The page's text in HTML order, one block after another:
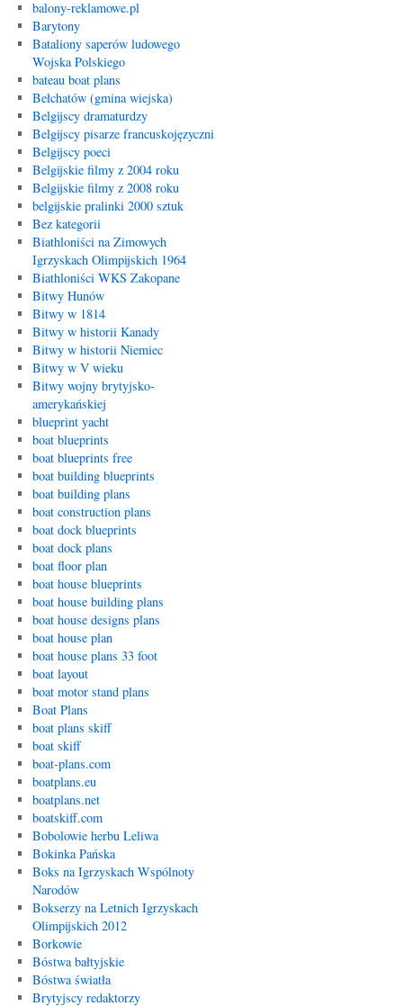
balony-reklamowe.pl
Barytony
Bataliony saperów ludowego
Wojska Polskiego
bateau boat plans
Bełchatów (gmina wiejska)
Belgijscy dramaturdzy
Belgijscy pisarze francuskojęzyczni
Belgijscy poeci
Belgijskie filmy z 2004 roku
Belgijskie filmy z 2008 roku
belgijskie pralinki 2000 sztuk
Bez kategorii
Biathloniści na Zimowych
Igrzyskach Olimpijskich 1964
Biathloniści WKS Zakopane
Bitwy Hunów
Bitwy w 1814
Bitwy w historii Kanady
Bitwy w historii Niemiec
Bitwy w V wieku
Bitwy wojny brytyjsko-
amerykańskiej
blueprint yacht
boat blueprints
boat blueprints free
boat building blueprints
boat building plans
boat construction plans
boat dock blueprints
boat dock plans
boat floor plan
boat house blueprints
boat house building plans
boat house designs plans
boat house plan
boat house plans 33 foot
boat layout
boat motor stand plans
Boat Plans
boat plans skiff
boat skiff
boat-plans.com
boatplans.eu
boatplans.net
boatskiff.com
Bobolowie herbu Leliwa
Bokinka Pańska
Boks na Igrzyskach Wspólnoty
Narodów
Bokserzy na Letnich Igrzyskach
Olimpijskich 2012
Borkowie
Bóstwa bałtyjskie
Bóstwa światła
Brytyjscy redaktorzy